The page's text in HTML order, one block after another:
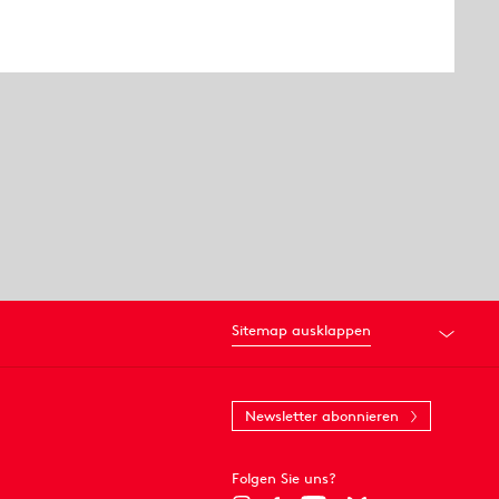
Sitemap ausklappen
Newsletter abonnieren
Folgen Sie uns?